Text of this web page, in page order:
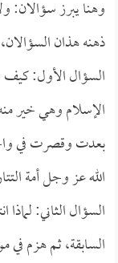
وهنا يبرز سؤالان:
ذهنه هذان
السؤال الأول: كيف
الإسلام وهي خير
بعدت وقصرت في
الله عز وجل أمة
السؤال الثاني:
السابقة، ثم هزم